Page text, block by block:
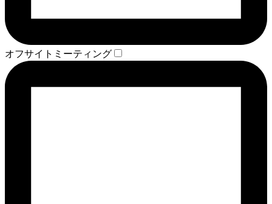
オフサイトミーティング